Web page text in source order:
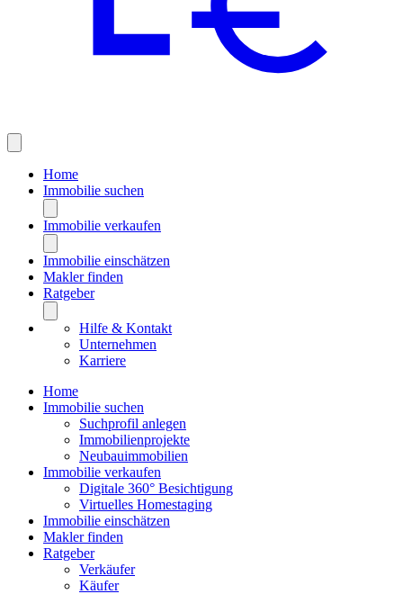
Home
Immobilie suchen
Immobilie verkaufen
Immobilie einschätzen
Makler finden
Ratgeber
Hilfe & Kontakt
Unternehmen
Karriere
Home
Immobilie suchen
Suchprofil anlegen
Immobilienprojekte
Neubauimmobilien
Immobilie verkaufen
Digitale 360° Besichtigung
Virtuelles Homestaging
Immobilie einschätzen
Makler finden
Ratgeber
Verkäufer
Käufer